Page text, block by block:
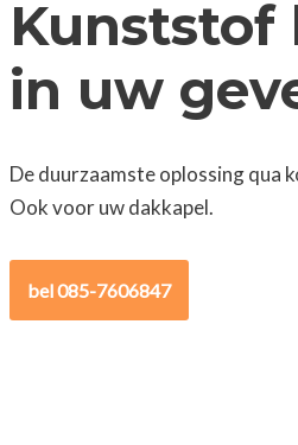
Kunststof
in uw
De duurzaamste oplossing qua
Ook voor uw dakkapel.
bel 085-7606847